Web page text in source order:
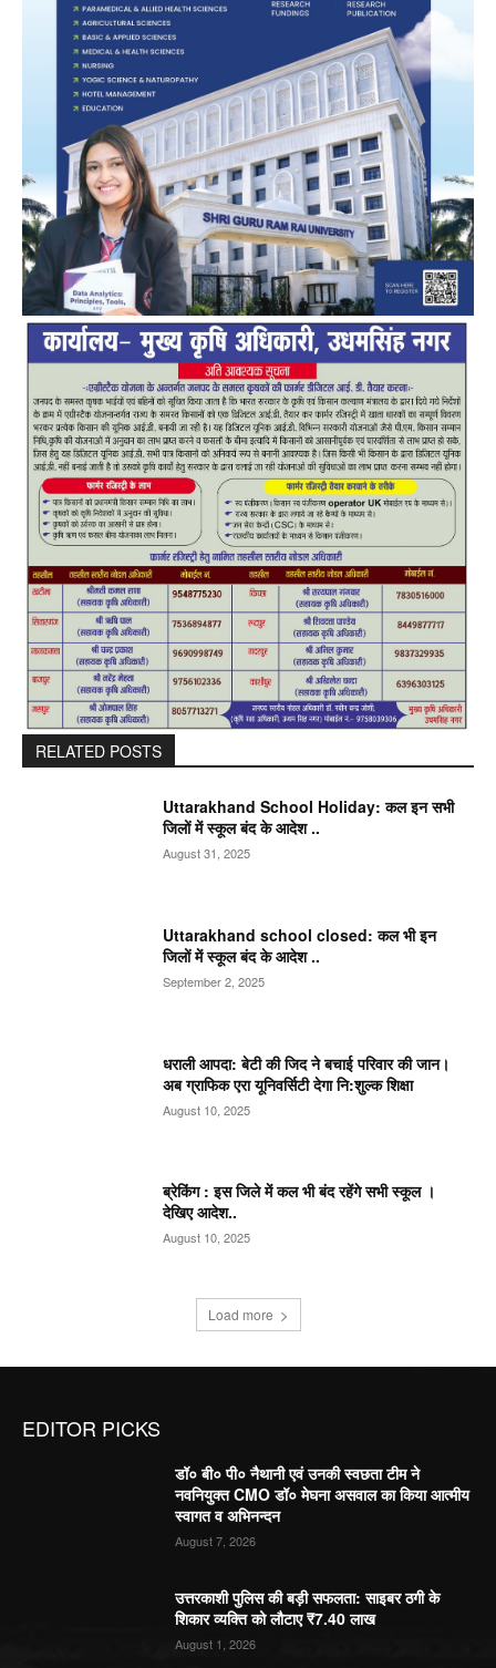
RELATED POSTS
Uttarakhand School Holiday: कल इन सभी
जिलों में स्कूल बंद के आदेश ..
August 31, 2025
Uttarakhand school closed: कल भी इन
जिलों में स्कूल बंद के आदेश ..
September 2, 2025
धराली आपदा: बेटी की जिद ने बचाई परिवार की जान।
अब ग्राफिक एरा यूनिवर्सिटी देगा नि:शुल्क शिक्षा
August 10, 2025
ब्रेकिंग : इस जिले में कल भी बंद रहेंगे सभी स्कूल ।
देखिए आदेश..
August 10, 2025
Load more
EDITOR PICKS
डॉ० बी० पी० नैथानी एवं उनकी स्वछता टीम ने
नवनियुक्त CMO डॉ० मेघना असवाल का किया आत्मीय
स्वागत व अभिनन्दन
August 7, 2026
उत्तरकाशी पुलिस की बड़ी सफलता: साइबर ठगी के
शिकार व्यक्ति को लौटाए ₹7.40 लाख
August 1, 2026